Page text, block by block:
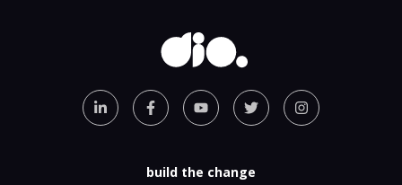
build the change